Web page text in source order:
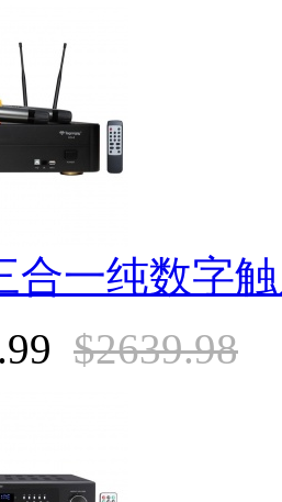
合一纯数字
$2639.98